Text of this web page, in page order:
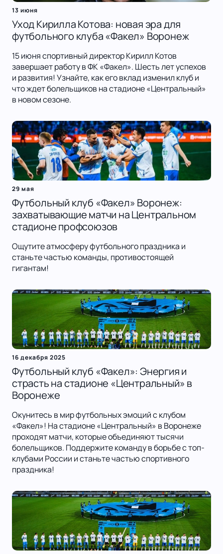
13 июня
Уход Кирилла Котова: новая эра для
футбольного клуба «Факел» Воронеж
15 июня спортивный директор Кирилл Котов
завершает работу в ФК «Факел». Шесть лет успехов
и развития! Узнайте, как его вклад изменил клуб и
что ждет болельщиков на стадионе «Центральный»
в новом сезоне.
29 мая
Футбольный клуб «Факел» Воронеж:
захватывающие матчи на Центральном
стадионе профсоюзов
Ощутите атмосферу футбольного праздника и
станьте частью команды, противостоящей
гигантам!
16 декабря 2025
Футбольный клуб «Факел»: Энергия и
страсть на стадионе «Центральный» в
Воронеже
Окунитесь в мир футбольных эмоций с клубом
«Факел»! На стадионе «Центральный» в Воронеже
проходят матчи, которые объединяют тысячи
болельщиков. Поддержите команду в борьбе с топ-
клубами России и станьте частью спортивного
праздника!